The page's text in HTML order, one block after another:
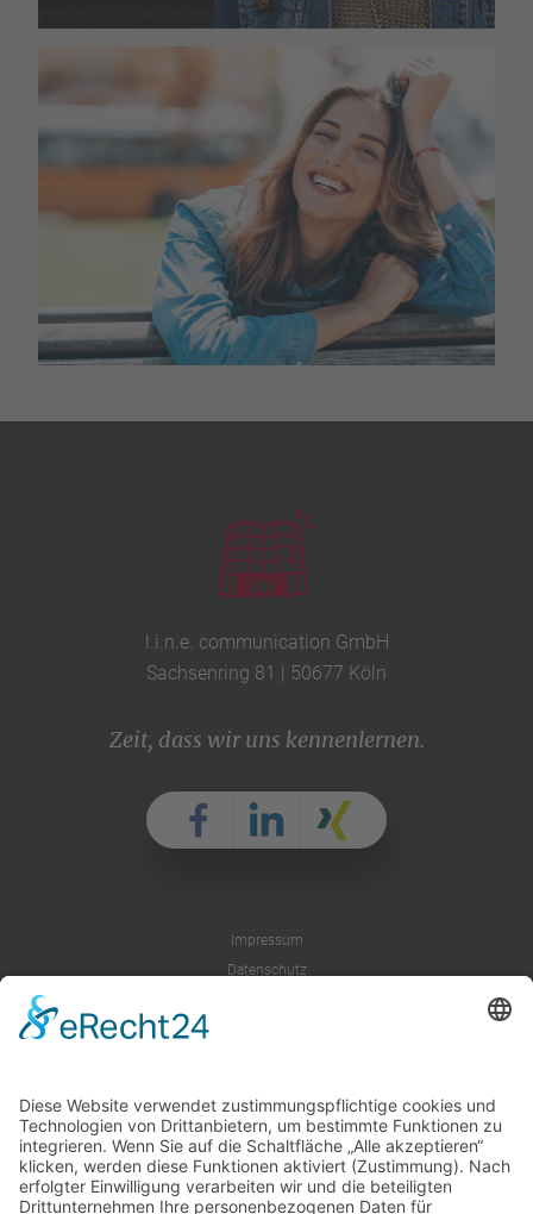
l.i.n.e. communication GmbH
Sachsenring 81 | 50677 Köln
Zeit, dass wir uns kennenlernen.
Impressum
Datenschutz
Cookie-Einstellungen